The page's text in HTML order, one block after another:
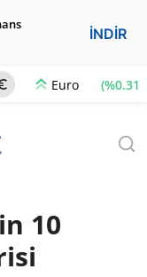
İNDİR
Euro (%0.31)
10